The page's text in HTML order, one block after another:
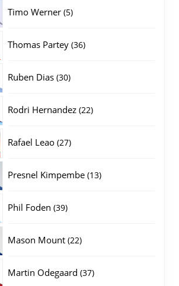
Timo Werner 55
Thomas Partey 3636
Ruben Dias 3030
Rodri Hernandez 2222
Rafael Leao 2727
Presnel Kimpembe 1313
Phil Foden 3939
Mason Mount 2222
Martin Odegaard 3737